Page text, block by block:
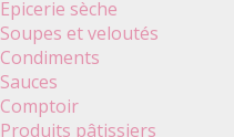
Epicerie sèche
Soupes et veloutés
Condiments
Sauces
Comptoir
Produits pâtissiers